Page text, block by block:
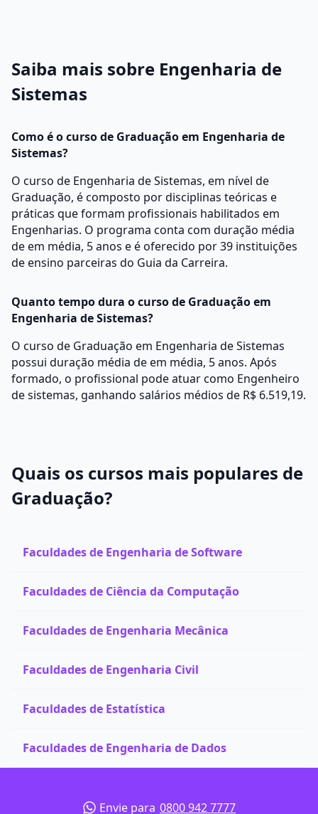
Saiba mais sobre Engenharia de
Sistemas
Como é o curso de Graduação em Engenharia de
Sistemas?
O curso de Engenharia de Sistemas, em nível de
Graduação, é composto por disciplinas teóricas e
práticas que formam profissionais habilitados em
Engenharias. O programa conta com duração média
de em média, 5 anos e é oferecido por 39 instituições
de ensino parceiras do Guia da Carreira.
Quanto tempo dura o curso de Graduação em
Engenharia de Sistemas?
O curso de Graduação em Engenharia de Sistemas
possui duração média de em média, 5 anos. Após
formado, o profissional pode atuar como Engenheiro
de sistemas, ganhando salários médios de R$ 6.519,19.
Quais os cursos mais populares de
Graduação?
Faculdades de Engenharia de Software
Faculdades de Ciência da Computação
Faculdades de Engenharia Mecânica
Faculdades de Engenharia Civil
Faculdades de Estatística
Faculdades de Engenharia de Dados
Envie para 0800 942 7777